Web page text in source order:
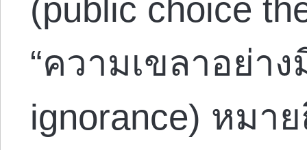
(public choice
“ความเขลาอย่า
ignorance) หมา